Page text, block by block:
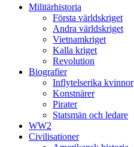
Close
Militärhistoria
Första världskriget
Andra världskriget
Vietnamkriget
Kalla kriget
Revolution
Biografier
Inflytelserika kvinnor
Konstnärer
Pirater
Statsmän och ledare
WW2
Civilisationer